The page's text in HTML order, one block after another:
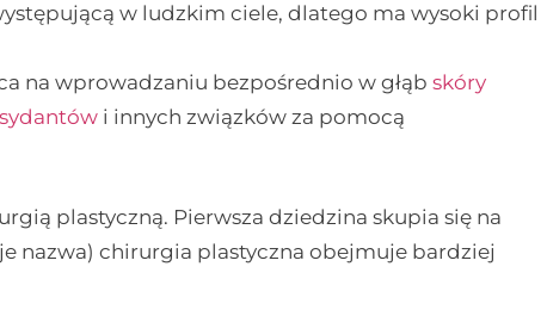
w ludzkim ciele, dlatego ma wysoki profil
na wprowadzaniu bezpośrednio w głąb skóry
i innych związków za pomocą
plastyczną. Pierwsza dziedzina skupia się na
nazwa) chirurgia plastyczna obejmuje bardziej